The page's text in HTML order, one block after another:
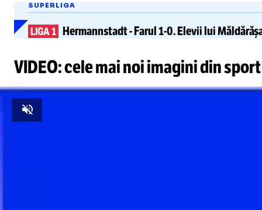
SUPERLIGA
LIGA 1 Hermannstadt-Farul1-0.Elevii lui
VIDEO: cele mai noi imagini din sport
Unmute